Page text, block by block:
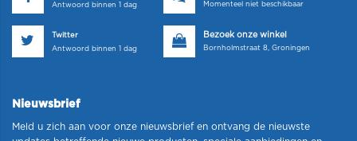
Antwoord binnen 1 dag
Momenteel niet beschikbaar
Twitter
Antwoord binnen 1 dag
Bezoek onze winkel
Bornholmstraat 8, Groningen
Nieuwsbrief
Meld u zich aan voor onze nieuwsbrief en ontvang de nieuwste